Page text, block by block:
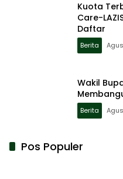
Kuota
Care-
Daftar
Berita
Wakil
Berita
Pos Populer